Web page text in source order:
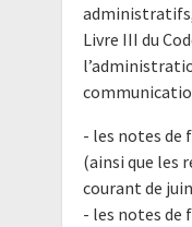
Livre III du
- les notes de
(ainsi que les
courant de
- les notes de